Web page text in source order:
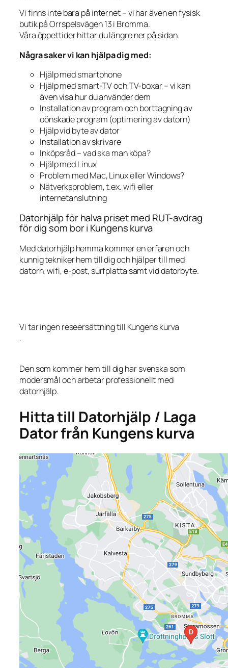
Vi finns inte bara på internet – vi har även en fysisk
butik på Orrspelsvägen 13 i Bromma.
Våra öppettider hittar du längre ner på sidan.
Några saker vi kan hjälpa dig med:
Hjälp med smartphone
Hjälp med smart-TV och TV-boxar – vi kan
även visa hur du använder dem
Installation av program och borttagning av
oönskade program (optimering av datorn)
Hjälp vid byte av dator
Installation av skrivare
Inköpsråd – vad ska man köpa?
Hjälp med Linux
Problem med Mac, Linux eller Windows?
Nätverksproblem, t.ex. wifi eller
internetanslutning
Datorhjälp för halva priset med RUT-avdrag
för dig som bor i Kungens kurva
Med datorhjälp hemma kommer en erfaren och
kunnig tekniker hem till dig och hjälper till med:
datorn, wifi, e-post, surfplatta samt vid datorbyte.
Vi tar ingen reseersättning till Kungens kurva
.
Den som kommer hem till dig har svenska som
modersmål och arbetar professionellt med
datorhjälp.
Hitta till Datorhjälp / Laga
Dator från Kungens kurva